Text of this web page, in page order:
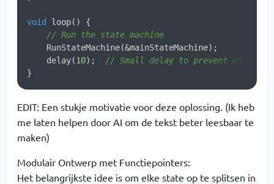
void loop()
{
// Run the state machine
    RunStateMachine(&mainStateMachine);
    delay(
10);
// Small delay to prevent
EDIT: Een stukje motivatie voor deze oplossing. (Ik heb
me laten helpen door AI om de tekst beter leesbaar te
maken)
Modulair Ontwerp met Functiepointers:
Het belangrijkste idee is om elke state op te splitsen in